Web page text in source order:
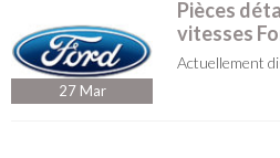
27 Mar
Pièces
vitesses
Actuellement